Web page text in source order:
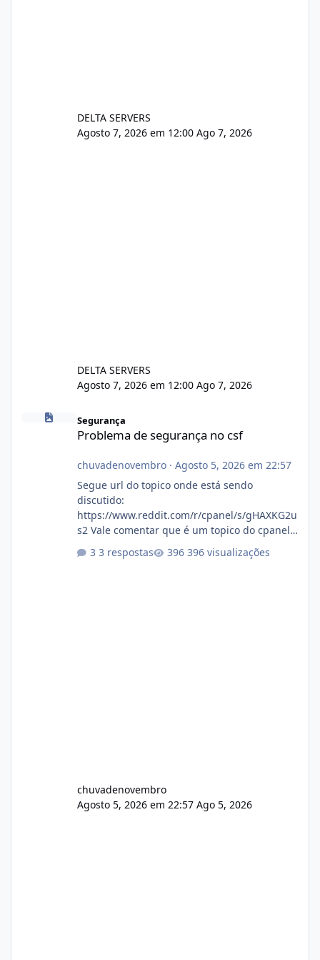
DELTA SERVERS
Agosto 7, 2026 em 12:00 Ago 7, 2026
DELTA SERVERS
Agosto 7, 2026 em 12:00 Ago 7, 2026
Segurança
Problema de segurança no csf
chuvadenovembro· Agosto 5, 2026 em 22:57
Segue url do topico onde está sendo
discutido:
https://www.reddit.com/r/cpanel/s/gHAXKG2u
s2 Vale comentar que é um topico do cpanel...
3 respostas 396 visualizações
chuvadenovembro
Agosto 5, 2026 em 22:57 Ago 5, 2026